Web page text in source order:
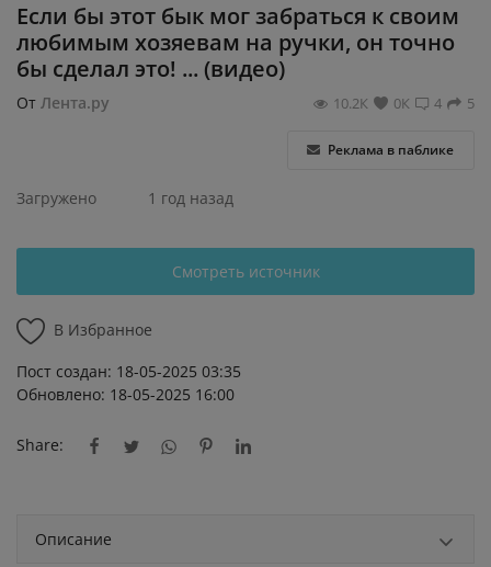
Если бы этот бык мог забраться к своим
любимым хозяевам на ручки, он точно
бы сделал это! ... (видео)
От Лента.ру 5
4
0К
10.2К
Реклама в паблике
Загружено 1 год назад
Смотреть источник
В Избранное
Пост создан: 18-05-2025 03:35
Обновлено: 18-05-2025 16:00
Share:
Описание